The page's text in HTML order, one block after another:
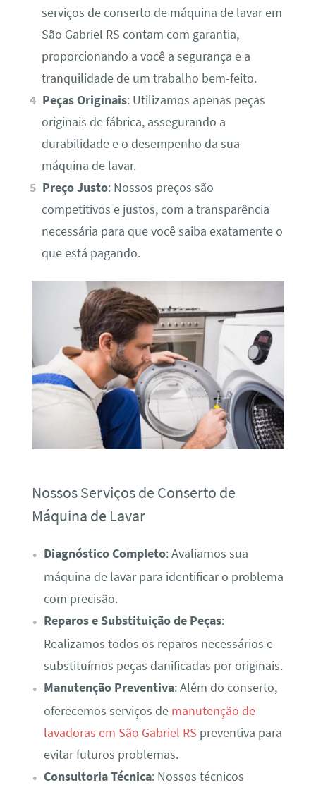
serviços de conserto de máquina de lavar em
São Gabriel RS contam com garantia,
proporcionando a você a segurança e a
tranquilidade de um trabalho bem-feito.
Peças Originais: Utilizamos apenas peças
originais de fábrica, assegurando a
durabilidade e o desempenho da sua
máquina de lavar.
Preço Justo: Nossos preços são
competitivos e justos, com a transparência
necessária para que você saiba exatamente o
que está pagando.
Nossos Serviços de Conserto de
Máquina de Lavar
Diagnóstico Completo: Avaliamos sua
máquina de lavar para identificar o problema
com precisão.
Reparos e Substituição de Peças:
Realizamos todos os reparos necessários e
substituímos peças danificadas por originais.
Manutenção Preventiva: Além do conserto,
oferecemos serviços de manutenção de
lavadoras em São Gabriel RS preventiva para
evitar futuros problemas.
Consultoria Técnica: Nossos técnicos